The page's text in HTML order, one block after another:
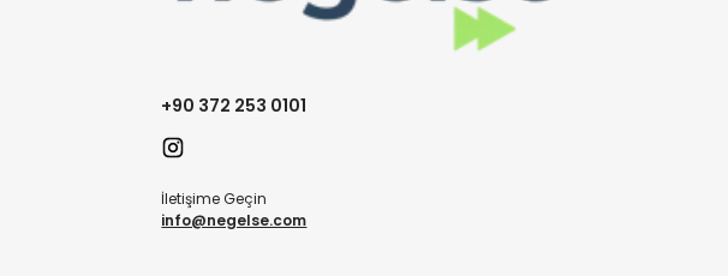
+90 372 253 0101
İletişime Geçin
info@negelse.com